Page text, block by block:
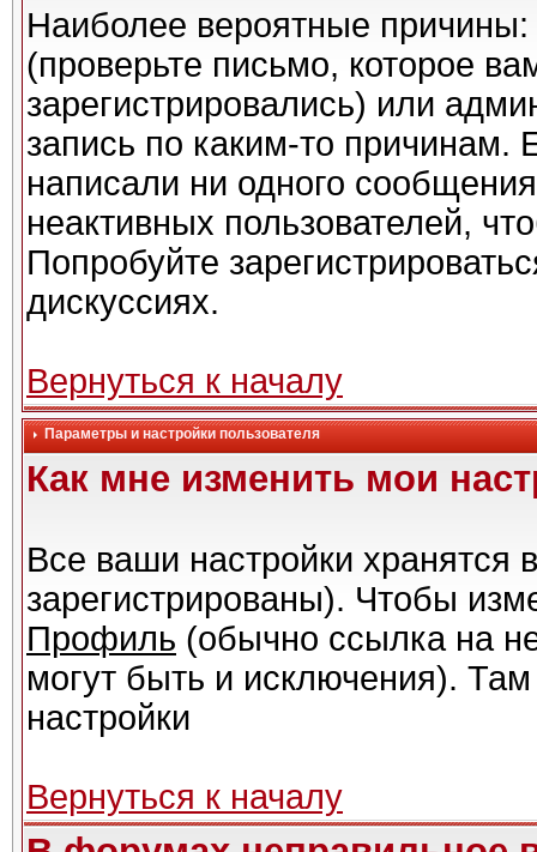
Наиболее вероятные
(проверьте письмо, которое
зарегистрировались) или
запись по каким-то причинам.
написали ни одного
неактивных пользователей,
Попробуйте
дискуссиях.
Вернуться к началу
Параметры и настройки пользователя
Как мне изменить мои
Все ваши настройки хранятся
зарегистрированы). Чтобы
Профиль (обычно ссылка на
могут быть и исключения).
настройки
Вернуться к началу